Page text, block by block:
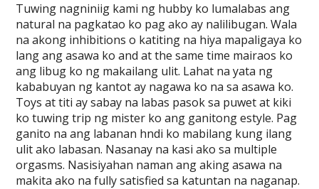
Tuwing nagniniig kami ng hubby ko lumalabas ang
natural na pagkatao ko pag ako ay nalilibugan. Wala
na akong inhibitions o katiting na hiya mapaligaya ko
lang ang asawa ko and at the same time mairaos ko
ang libug ko ng makailang ulit. Lahat na yata ng
kababuyan ng kantot ay nagawa ko na sa asawa ko.
Toys at titi ay sabay na labas pasok sa puwet at kiki
ko tuwing trip ng mister ko ang ganitong estyle. Pag
ganito na ang labanan hndi ko mabilang kung ilang
ulit ako labasan. Nasanay na kasi ako sa multiple
orgasms. Nasisiyahan naman ang aking asawa na
makita ako na fully satisfied sa katuntan na naganap.